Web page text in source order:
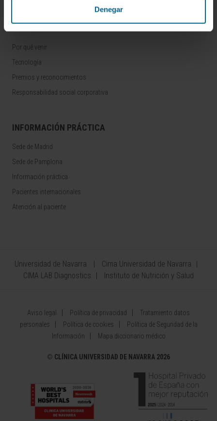
Denegar
Por qué venir
Tecnología
Premios y reconocimientos
Responsabilidad social corporativa
INFORMACIÓN PRÁCTICA
Sede de Madrid
Sede de Pamplona
Información práctica
Pacientes internacionales
Atención al paciente
Universidad de Navarra
Cima Universidad de Navarra
CIMA LAB Diagnostics
Instituto de Nutrición y Salud
Aviso legal Política de privacidad
Tratamiento datos
personales
Política de cookies
Política de Seguridad de la
Información
Mapa diccionario médico
© CLÍNICA UNIVERSIDAD DE NAVARRA 2026